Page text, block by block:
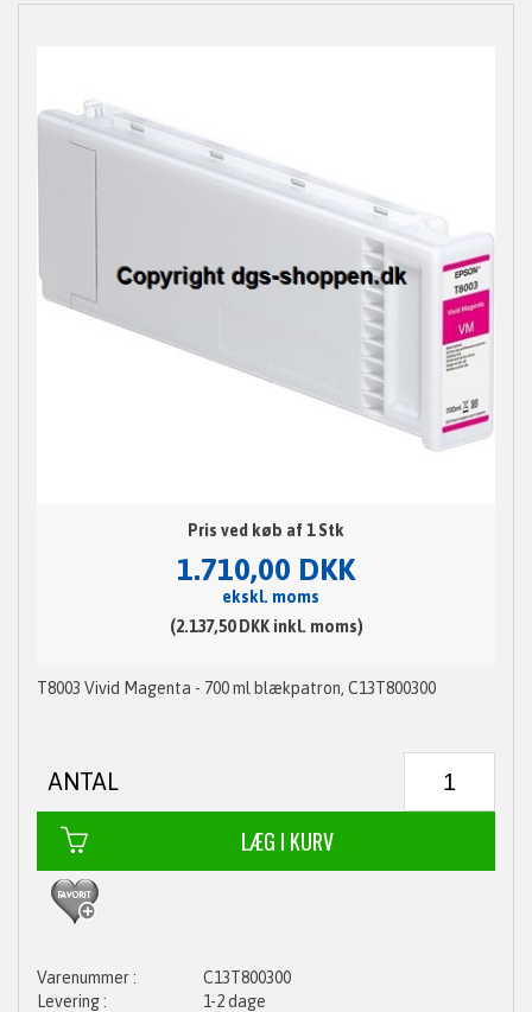
Pris ved køb af 1 Stk
1.710,00 DKK
ekskl. moms
(2.137,50 DKK inkl. moms)
T8003 Vivid Magenta - 700 ml blækpatron, C13T800300
ANTAL
C13T800300
1-2 dage